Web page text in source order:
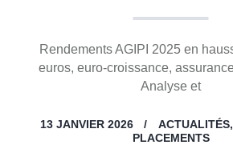
Rendements AGIPI 2025 en
euros, euro-croissance,
Analyse et
13 JANVIER 2026 ACTUALITÉS,
PLACEMENTS